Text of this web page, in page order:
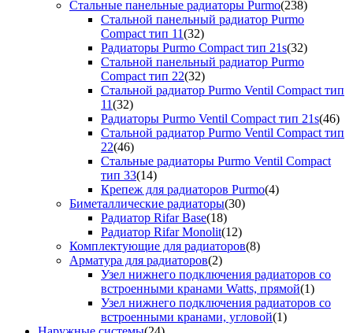
Стальные панельные радиаторы Purmo(238)
Стальной панельный радиатор Purmo
Compact тип 11(32)
Радиаторы Purmo Compact тип 21s(32)
Стальной панельный радиатор Purmo
Compact тип 22(32)
Стальной радиатор Purmo Ventil Compact тип
11(32)
Радиаторы Purmo Ventil Compact тип 21s(46)
Стальной радиатор Purmo Ventil Compact тип
22(46)
Стальные радиаторы Purmo Ventil Compact
тип 33(14)
Крепеж для радиаторов Purmo(4)
Биметаллические радиаторы(30)
Радиатор Rifar Base(18)
Радиатор Rifar Monolit(12)
Комплектующие для радиаторов(8)
Арматура для радиаторов(2)
Узел нижнего подключения радиаторов со
встроенными кранами Watts, прямой(1)
Узел нижнего подключения радиаторов со
встроенными кранами, угловой(1)